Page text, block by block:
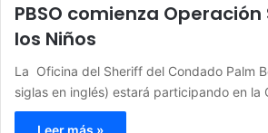
PBSO comienza
los Niños
La Oficina del Sheriff del Condado Palm
siglas en inglés) estará participando en la